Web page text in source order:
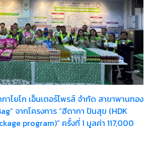
โยโก เอ็นเตอร์ไพรส์ จำกัด สาขาพานทอง
จากโครงการ “ฮีดากา ปันสุข (HDK
program)” ครั้งที่ 1 มูลค่า 117,000